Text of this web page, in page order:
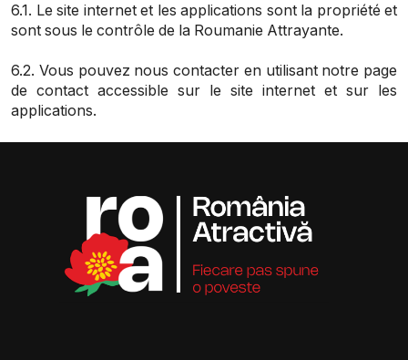
6.1. Le site internet et les applications sont la propriété et
sont sous le contrôle de la Roumanie Attrayante.
6.2. Vous pouvez nous contacter en utilisant notre page
de contact accessible sur le site internet et sur les
applications.